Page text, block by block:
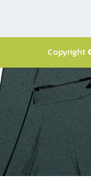
Copyright